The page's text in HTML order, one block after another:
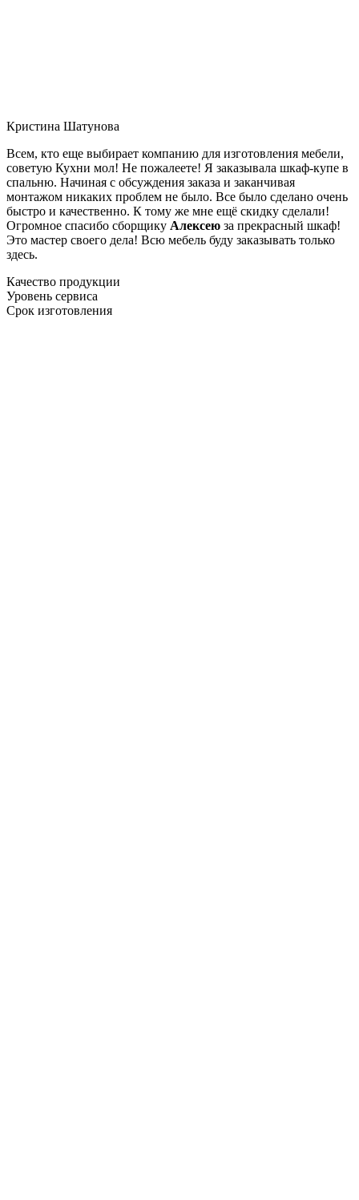
Кристина Шатунова
Всем, кто еще выбирает компанию для изготовления мебели,
советую Кухни мол! Не пожалеете! Я заказывала шкаф-купе в
спальню. Начиная с обсуждения заказа и заканчивая
монтажом никаких проблем не было. Все было сделано очень
быстро и качественно. К тому же мне ещё скидку сделали!
Огромное спасибо сборщику Алексею за прекрасный шкаф!
Это мастер своего дела! Всю мебель буду заказывать только
здесь.
Качество продукции
Уровень сервиса
Срок изготовления